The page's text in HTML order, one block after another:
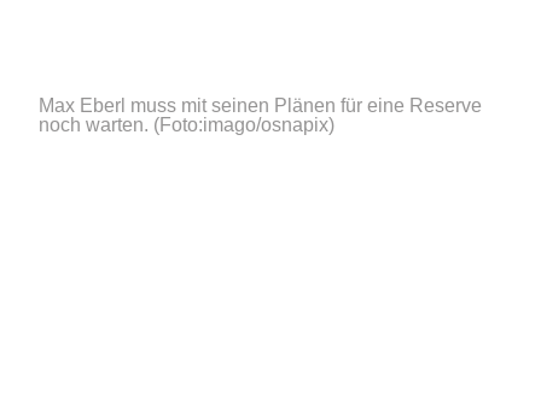
Max Eberl muss mit seinen Plänen für eine Reserve
noch warten. (Foto:imago/osnapix)